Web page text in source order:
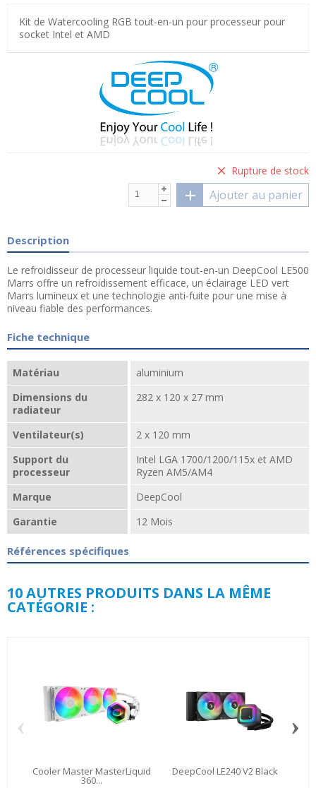
Kit de Watercooling RGB tout-en-un pour processeur pour
socket Intel et AMD
Rupture de stock
Ajouter au panier
Description
Le refroidisseur de processeur liquide tout-en-un DeepCool LE500
Marrs offre un refroidissement efficace, un éclairage LED vert
Marrs lumineux et une technologie anti-fuite pour une mise à
niveau fiable des performances.
Fiche technique
Matériau
aluminium
Dimensions du
radiateur
282 x 120 x 27 mm
Ventilateur(s)
2 x 120 mm
Support du
processeur
Intel LGA 1700/1200/115x et AMD
Ryzen AM5/AM4
Marque
DeepCool
Garantie
12 Mois
Références spécifiques
10 AUTRES PRODUITS DANS LA MÊME
CATÉGORIE :
Cooler Master MasterLiquid
360...
DeepCool LE240 V2 Black
‹ ›